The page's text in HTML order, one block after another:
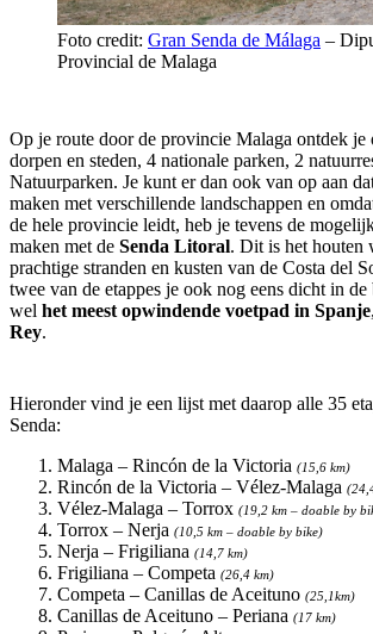
Foto credit: Gran Senda de Málaga –
Provincial de Malaga
Op je route door de provincie Malaga ontdek je
dorpen en steden, 4 nationale parken, 2
Natuurparken. Je kunt er dan ook van op aan
maken met verschillende landschappen en
de hele provincie leidt, heb je tevens de
maken met de Senda Litoral. Dit is het houten
prachtige stranden en kusten van de Costa del
twee van de etappes je ook nog eens dicht in
wel het meest opwindende voetpad in Spanje
Rey.
Hieronder vind je een lijst met daarop alle 35
Senda:
Malaga – Rincón de la Victoria (15,6 km)
Rincón de la Victoria – Vélez-Malaga
Vélez-Malaga – Torrox (19,2 km – doable by
Torrox – Nerja (10,5 km – doable by bike)
Nerja – Frigiliana (14,7 km)
Frigiliana – Competa (26,4 km)
Competa – Canillas de Aceituno (25,1km)
Canillas de Aceituno – Periana (17 km)